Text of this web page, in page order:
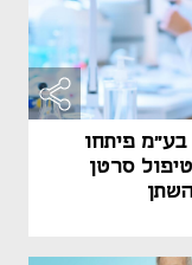
צוות חוקרים ישראלי מחברת UTT בע"מ פיתחו
סרטן